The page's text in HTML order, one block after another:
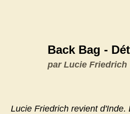
Back Bag -
par Lucie Friedrich
Lucie Friedrich revient